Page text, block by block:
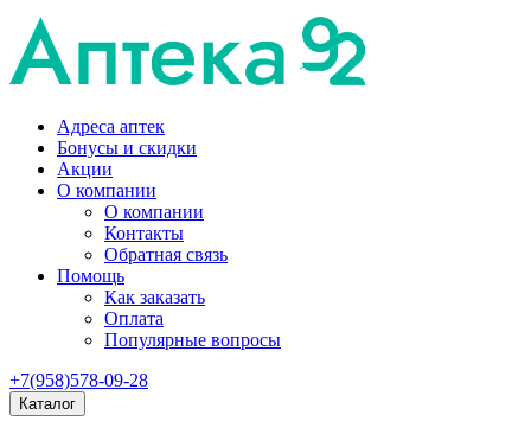
Адреса аптек
Бонусы и скидки
Акции
О компании
О компании
Контакты
Обратная связь
Помощь
Как заказать
Оплата
Популярные вопросы
+7(958)578-09-28
Каталог